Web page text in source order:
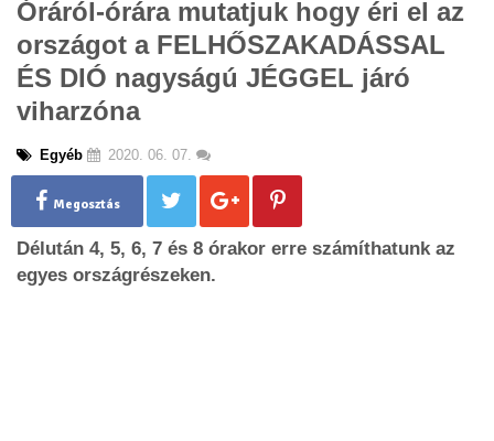
g
o
Óráról-órára mutatjuk hogy éri el az
országot a FELHŐSZAKADÁSSAL
ÉS DIÓ nagyságú JÉGGEL járó
viharzóna
Egyéb 2020. 06. 07.
Megosztás
Délután 4, 5, 6, 7 és 8 órakor erre számíthatunk az
egyes országrészeken.